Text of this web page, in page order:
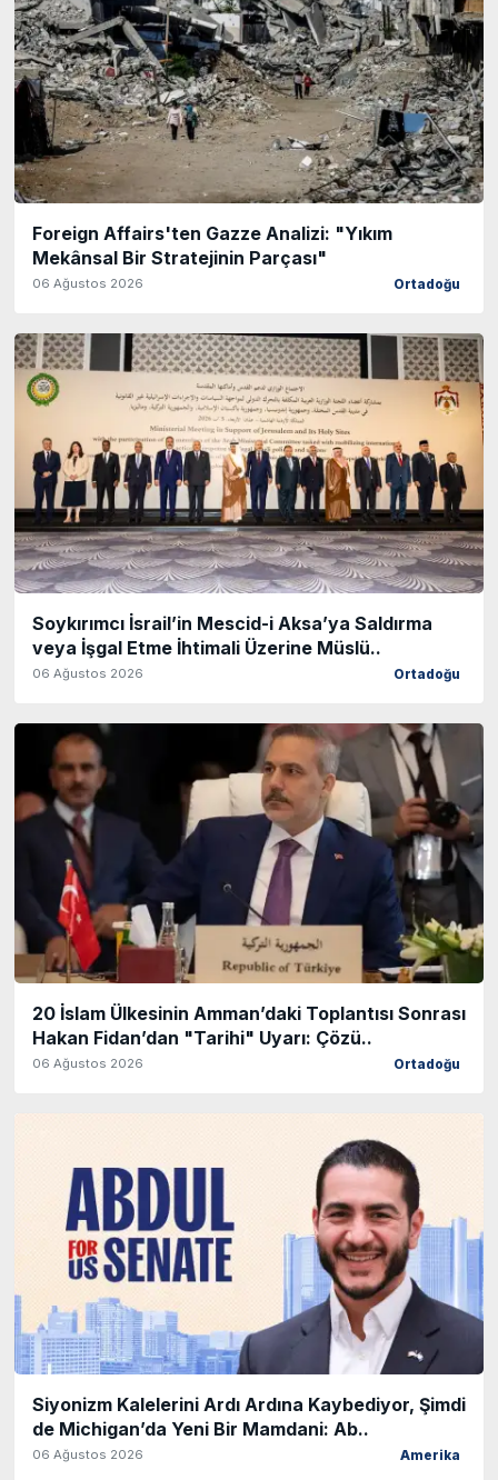
Foreign Affairs'ten Gazze Analizi: "Yıkım
Mekânsal Bir Stratejinin Parçası"
06 Ağustos 2026 Ortadoğu
Soykırımcı İsrail’in Mescid-i Aksa’ya Saldırma
veya İşgal Etme İhtimali Üzerine Müslü..
06 Ağustos 2026 Ortadoğu
20 İslam Ülkesinin Amman’daki Toplantısı Sonrası
Hakan Fidan’dan "Tarihi" Uyarı: Çözü..
06 Ağustos 2026 Ortadoğu
Siyonizm Kalelerini Ardı Ardına Kaybediyor, Şimdi
de Michigan’da Yeni Bir Mamdani: Ab..
06 Ağustos 2026 Amerika